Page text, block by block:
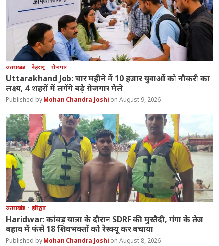
उत्तराखंड देहरादून रोजगार
Uttarakhand Job: चार महीने में 10 हजार युवाओं को नौकरी का
लक्ष्य, 4 शहरों में लगेंगे बड़े रोजगार मेले
Mohan Chandra Joshi August 9, 2026
उत्तराखंड हरिद्वार
Haridwar: कांवड़ यात्रा के दौरान SDRF की मुस्तैदी, गंगा के तेज
बहाव में फंसे 18 शिवभक्तों को रेस्क्यू कर बचाया
Mohan Chandra Joshi August 8, 2026